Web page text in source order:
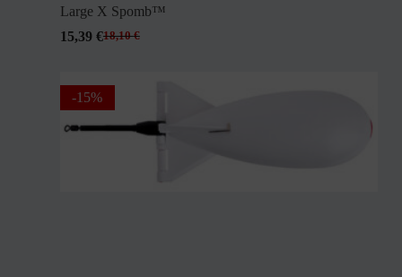
Large X Spomb™
18,10€
15,39 €
-15%